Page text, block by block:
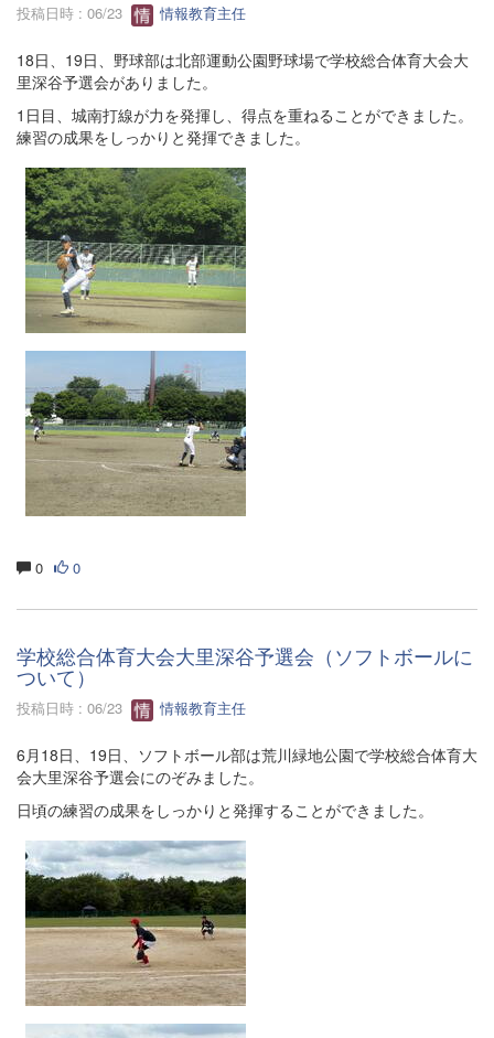
投稿日時 : 06/23 情報教育主任
18日、19日、野球部は北部運動公園野球場で学校総合体育大会大
里深谷予選会がありました。
1日目、城南打線が力を発揮し、得点を重ねることができました。
練習の成果をしっかりと発揮できました。
0 0
学校総合体育大会大里深谷予選会（ソフトボールに
ついて）
投稿日時 : 06/23 情報教育主任
6月18日、19日、ソフトボール部は荒川緑地公園で学校総合体育大
会大里深谷予選会にのぞみました。
日頃の練習の成果をしっかりと発揮することができました。